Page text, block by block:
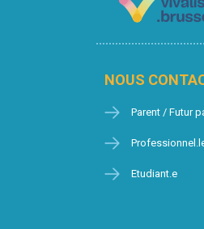
NOUS
Parent / Futur
Etudiant.e